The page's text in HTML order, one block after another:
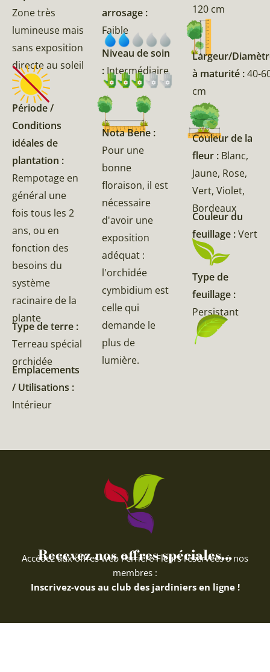
Zone très
lumineuse mais
sans exposition
directe au soleil
Période /
Conditions
idéales de
plantation :
Rempotage en
général une
fois tous les 2
ans, ou en
fonction des
besoins du
système
racinaire de la
plante
Type de terre :
Terreau spécial
orchidée
Emplacements
/ Utilisations :
Intérieur
arrosage :
Faible
Niveau de soin
: Intermédiaire
Nota Bene :
Pour une
bonne
floraison, il est
nécessaire
d'avoir une
exposition
adéquat :
l'orchidée
cymbidium est
celle qui
demande le
plus de
lumière.
120 cm
Largeur/
à maturité :40-
cm
Couleur de la
fleur : Blanc,
Jaune, Rose,
Vert, Violet,
Bordeaux
Couleur du
feuillage :Vert
Type de
feuillage :
Persistant
Recevez nos offres spéciales...
Accédez aux offres web Ferriere Fleurs réservées à nos
membres :
Inscrivez-vous au club des jardiniers en ligne !